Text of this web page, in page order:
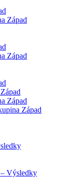
Západ
Západ
Západ
Západ
– Výsledky